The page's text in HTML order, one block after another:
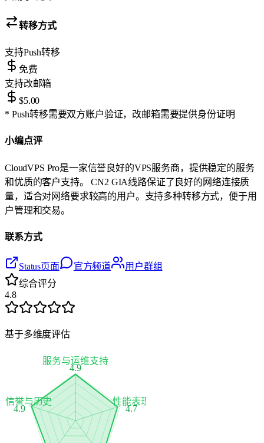
转移方式
支持Push转移
免费
支持改邮箱
$5.00
* Push转移需要双方账户验证，改邮箱需要提供身份证明
小编点评
CloudVPS Pro是一家信誉良好的VPS服务商，提供稳定的服务
和优质的客户支持。 CN2 GIA线路保证了良好的网络连接质
量，适合对网络要求较高的用户。支持多种转移方式，便于用
户管理和交易。
联系方式
Status页面 官方频道
用户群组
综合评分
4.8
基于多维度评估
服务与运维支持
4.9
性能表现
4.7
信誉与历史
4.9